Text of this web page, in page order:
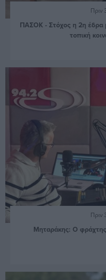
Πριν
ΠΑΣΟΚ - Στόχος η 2η έδρα
τοπική
Πριν
Μηταράκης: Ο